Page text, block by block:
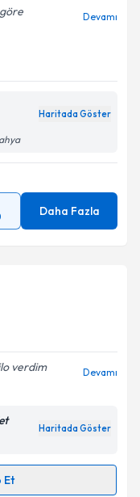
Devamı
Haritada Göster
Daha Fazla
verdim
Devamı
Haritada Göster
Et